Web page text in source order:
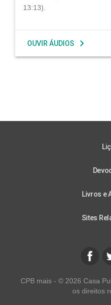
13:13).
OUVIR ÁUDIOS chevron_right
Livros e
Sites
CPB mais - © 2026 Casa
os direitos